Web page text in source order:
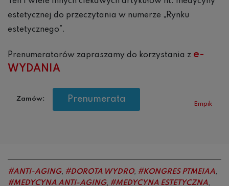
estetycznej do przeczytania w numerze „Rynku
estetycznego”.
Prenumeratorów zapraszamy do korzystania z e-
WYDANIA
Zamów: Prenumerata
Empik
ANTI-AGING, DOROTA WYDRO, KONGRES PTMEIAA
MEDYCYNA ANTI-AGING, MEDYCYNA ESTETYCZNA